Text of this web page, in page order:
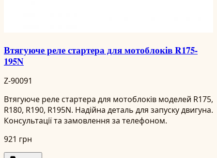
Втягуюче реле стартера для мотоблоків R175-
195N
Z-90091
Втягуюче реле стартера для мотоблоків моделей R175,
R180, R190, R195N. Надійна деталь для запуску двигуна.
Консультації та замовлення за телефоном.
921 грн